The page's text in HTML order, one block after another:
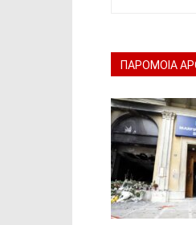
ΠΑΡΟΜΟΙΑ